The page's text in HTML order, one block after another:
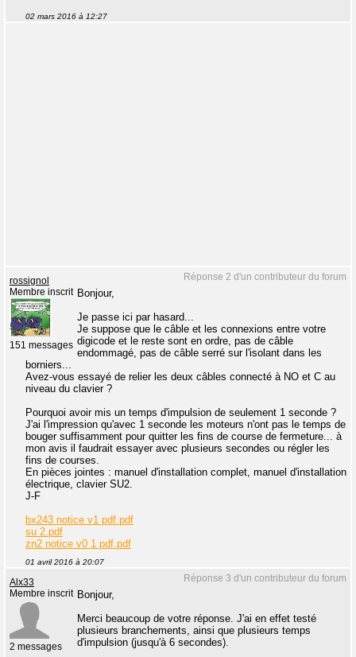
02 mars 2016 à 12:27
Réponse 2 d'un contributeur du forum
rossignol
Membre inscrit
151 messages
Bonjour,
Je passe ici par hasard...
Je suppose que le câble et les connexions entre votre
digicode et le reste sont en ordre, pas de câble
endommagé, pas de câble serré sur l'isolant dans les
borniers...
Avez-vous essayé de relier les deux câbles connecté à NO et C au
niveau du clavier ?
Pourquoi avoir mis un temps d'impulsion de seulement 1 seconde ?
J'ai l'impression qu'avec 1 seconde les moteurs n'ont pas le temps de
bouger suffisamment pour quitter les fins de course de fermeture... à
mon avis il faudrait essayer avec plusieurs secondes ou régler les
fins de courses.
En pièces jointes : manuel d'installation complet, manuel d'installation
électrique, clavier SU2.
J-F
bx243 notice v1 pdf.pdf
su 2.pdf
zn2 notice v0 1 pdf.pdf
01 avril 2016 à 20:07
Réponse 3 d'un contributeur du forum
Alx33
Membre inscrit
2 messages
Bonjour,
Merci beaucoup de votre réponse. J'ai en effet testé
plusieurs branchements, ainsi que plusieurs temps
d'impulsion (jusqu'à 6 secondes).